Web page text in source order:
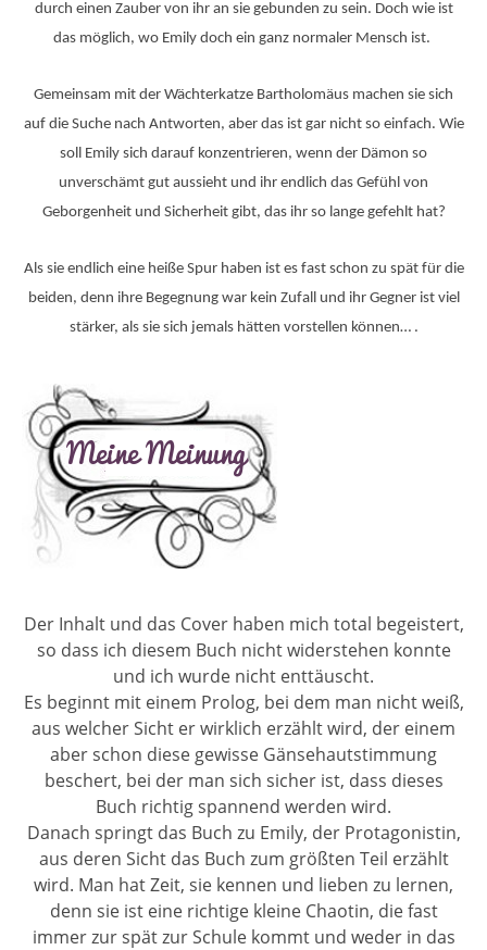
durch einen Zauber von ihr an sie gebunden zu sein. Doch wie ist
das möglich, wo Emily doch ein ganz normaler Mensch ist.
Gemeinsam mit der Wächterkatze Bartholomäus machen sie sich
auf die Suche nach Antworten, aber das ist gar nicht so einfach. Wie
soll Emily sich darauf konzentrieren, wenn der Dämon so
unverschämt gut aussieht und ihr endlich das Gefühl von
Geborgenheit und Sicherheit gibt, das ihr so lange gefehlt hat?
Als sie endlich eine heiße Spur haben ist es fast schon zu spät für die
beiden, denn ihre Begegnung war kein Zufall und ihr Gegner ist viel
stärker, als sie sich jemals hätten vorstellen können… .
Der Inhalt und das Cover haben mich total begeistert,
so dass ich diesem Buch nicht widerstehen konnte
und ich wurde nicht enttäuscht.
Es beginnt mit einem Prolog, bei dem man nicht weiß,
aus welcher Sicht er wirklich erzählt wird, der einem
aber schon diese gewisse Gänsehautstimmung
beschert, bei der man sich sicher ist, dass dieses
Buch richtig spannend werden wird.
Danach springt das Buch zu Emily, der Protagonistin,
aus deren Sicht das Buch zum größten Teil erzählt
wird. Man hat Zeit, sie kennen und lieben zu lernen,
denn sie ist eine richtige kleine Chaotin, die fast
immer zur spät zur Schule kommt und weder in das